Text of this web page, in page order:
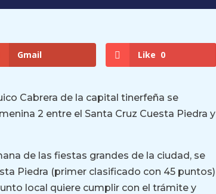
Gmail Like 0
Cabrera de la capital tinerfeña se
2 entre el Santa Cruz Cuesta Piedra y
de las fiestas grandes de la ciudad, se
Piedra (primer clasificado con 45 puntos)
local quiere cumplir con el trámite y